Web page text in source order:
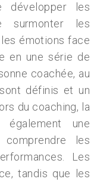
développer les
surmonter les
émotions face
en une série de
coachée, au
définis et un
du coaching, la
également une
les
Les
tandis que les